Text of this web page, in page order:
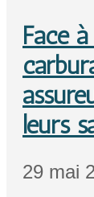
Face
leurs
29 mai